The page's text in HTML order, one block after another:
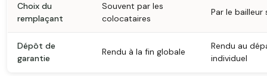
Choix du
remplaçant
Souvent par les
colocataires
Par le bailleur
Dépôt de
garantie
Rendu à la fin globale
Rendu au
individuel